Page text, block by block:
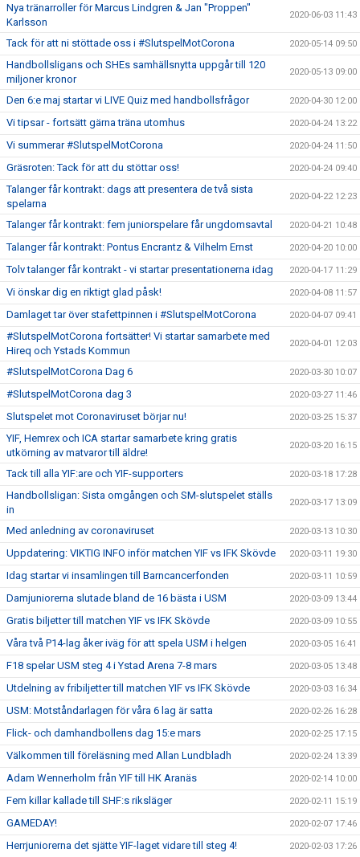
Nya tränarroller för Marcus Lindgren & Jan "Proppen"
Karlsson
2020-06-03 11:43
Tack för att ni stöttade oss i #SlutspelMotCorona 2020-05-14 09:50
Handbollsligans och SHEs samhällsnytta uppgår till 120
miljoner kronor
2020-05-13 09:00
Den 6:e maj startar vi LIVE Quiz med handbollsfrågor 2020-04-30 12:00
Vi tipsar - fortsätt gärna träna utomhus 2020-04-24 13:22
Vi summerar #SlutspelMotCorona 2020-04-24 11:50
Gräsroten: Tack för att du stöttar oss! 2020-04-24 09:40
Talanger får kontrakt: dags att presentera de två sista
spelarna
2020-04-22 12:23
Talanger får kontrakt: fem juniorspelare får ungdomsavtal 2020-04-21 10:48
Talanger får kontrakt: Pontus Encrantz & Vilhelm Ernst 2020-04-20 10:00
Tolv talanger får kontrakt - vi startar presentationerna idag 2020-04-17 11:29
Vi önskar dig en riktigt glad påsk! 2020-04-08 11:57
Damlaget tar över stafettpinnen i #SlutspelMotCorona 2020-04-07 09:41
#SlutspelMotCorona fortsätter! Vi startar samarbete med
Hireq och Ystads Kommun
2020-04-01 12:03
#SlutspelMotCorona Dag 6 2020-03-30 10:07
#SlutspelMotCorona dag 3 2020-03-27 11:46
Slutspelet mot Coronaviruset börjar nu! 2020-03-25 15:37
YIF, Hemrex och ICA startar samarbete kring gratis
utkörning av matvaror till äldre!
2020-03-20 16:15
Tack till alla YIF:are och YIF-supporters 2020-03-18 17:28
Handbollsligan: Sista omgången och SM-slutspelet ställs
in
2020-03-17 13:09
Med anledning av coronaviruset 2020-03-13 10:30
Uppdatering: VIKTIG INFO inför matchen YIF vs IFK Skövde 2020-03-11 19:30
Idag startar vi insamlingen till Barncancerfonden 2020-03-11 10:59
Damjuniorerna slutade bland de 16 bästa i USM 2020-03-09 13:44
Gratis biljetter till matchen YIF vs IFK Skövde 2020-03-09 10:55
Våra två P14-lag åker iväg för att spela USM i helgen 2020-03-05 16:41
F18 spelar USM steg 4 i Ystad Arena 7-8 mars 2020-03-05 13:48
Utdelning av fribiljetter till matchen YIF vs IFK Skövde 2020-03-03 16:34
USM: Motståndarlagen för våra 6 lag är satta 2020-02-26 16:28
Flick- och damhandbollens dag 15:e mars 2020-02-25 17:15
Välkommen till föreläsning med Allan Lundbladh 2020-02-24 13:39
Adam Wennerholm från YIF till HK Aranäs 2020-02-14 10:00
Fem killar kallade till SHF:s riksläger 2020-02-11 15:19
GAMEDAY! 2020-02-07 17:46
Herrjuniorerna det sjätte YIF-laget vidare till steg 4! 2020-02-03 17:26